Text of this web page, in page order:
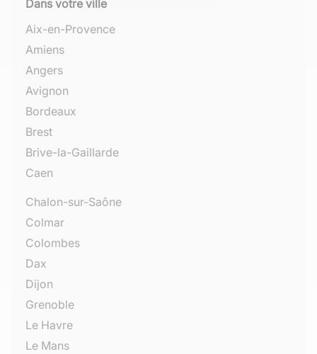
Dans votre ville
Aix-en-Provence
Amiens
Angers
Avignon
Bordeaux
Brest
Brive-la-Gaillarde
Caen
Chalon-sur-Saône
Colmar
Colombes
Dax
Dijon
Grenoble
Le Havre
Le Mans